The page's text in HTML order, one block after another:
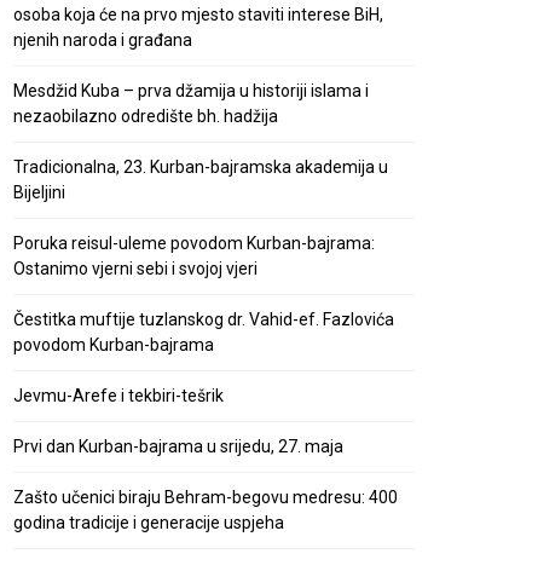
osoba koja će na prvo mjesto staviti interese BiH,
njenih naroda i građana
Mesdžid Kuba – prva džamija u historiji islama i
nezaobilazno odredište bh. hadžija
Tradicionalna, 23. Kurban-bajramska akademija u
Bijeljini
Poruka reisul-uleme povodom Kurban-bajrama:
Ostanimo vjerni sebi i svojoj vjeri
Čestitka muftije tuzlanskog dr. Vahid-ef. Fazlovića
povodom Kurban-bajrama
Jevmu-Arefe i tekbiri-tešrik
Prvi dan Kurban-bajrama u srijedu, 27. maja
Zašto učenici biraju Behram-begovu medresu: 400
godina tradicije i generacije uspjeha